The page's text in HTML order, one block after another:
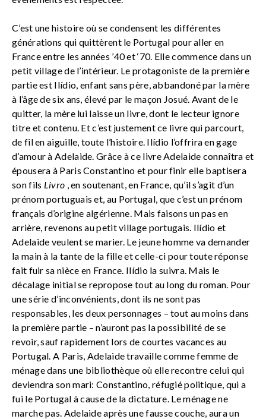
C’est une histoire où se condensent les différentes
générations qui quittèrent le Portugal pour aller en
France entre les années ’40 et ‘70. Elle commence dans un
petit village de l’intérieur. Le protagoniste de la première
partie est Ilídio, enfant sans père, abbandoné par la mère
à l’âge de six ans, élevé par le maçon Josué. Avant de le
quitter, la mère lui laisse un livre, dont le lecteur ignore
titre et contenu. Et c’est justement ce livre qui parcourt,
de fil en aiguille, toute l’histoire. Ilídio l’offrira en gage
d’amour à Adelaide. Grâce à ce livre Adelaide connaîtra et
épousera à Paris Constantino et pour finir elle baptisera
son fils Livro , en soutenant, en France, qu’il s’agit d’un
prénom portuguais et, au Portugal, que c’est un prénom
français d’origine algérienne. Mais faisons un pas en
arrière, revenons au petit village portugais. Ilídio et
Adelaide veulent se marier. Le jeune homme va demander
la main à la tante de la fille et celle-ci pour toute réponse
fait fuir sa nièce en France. Ilídio la suivra. Mais le
décalage initial se repropose tout au long du roman. Pour
une série d’inconvénients, dont ils ne sont pas
responsables, les deux personnages – tout au moins dans
la première partie – n’auront pas la possibilité de se
revoir, sauf rapidement lors de courtes vacances au
Portugal. A Paris, Adelaide travaille comme femme de
ménage dans une bibliothèque où elle recontre celui qui
deviendra son mari: Constantino, réfugié politique, qui a
fui le Portugal à cause de la dictature. Le ménage ne
marche pas. Adelaide après une fausse couche, aura un